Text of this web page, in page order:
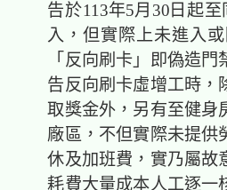
告於113年5月30日起
入，但實際上未進入
「反向刷卡」即偽造
告反向刷卡虛增工時，
取獎金外，另有至健身
廠區，不但實際未提供
休及加班費，實乃屬故
耗費大量成本人工逐一